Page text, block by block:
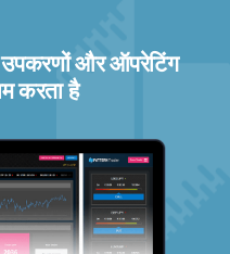
उपकरणों और ऑपरेटिंग
करता है